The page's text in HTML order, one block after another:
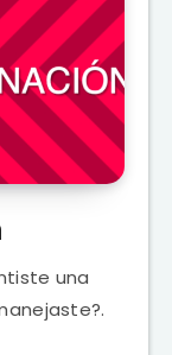
una